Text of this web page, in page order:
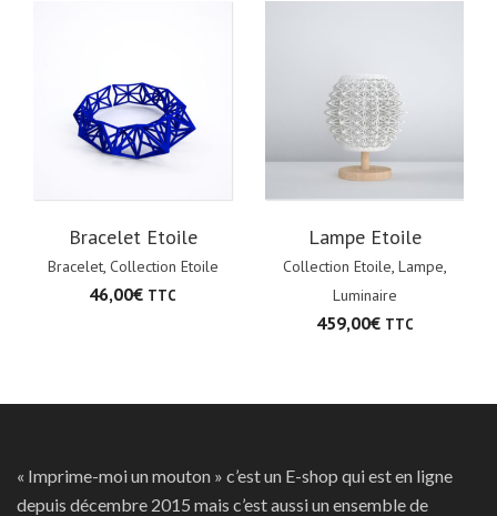
Bracelet Etoile
Bracelet, Collection Etoile
46,00€ TTC
Lampe Etoile
Collection Etoile, Lampe,
Luminaire
459,00€ TTC
« Imprime-moi un mouton » c’est un E-shop qui est en ligne
depuis décembre 2015 mais c’est aussi un ensemble de